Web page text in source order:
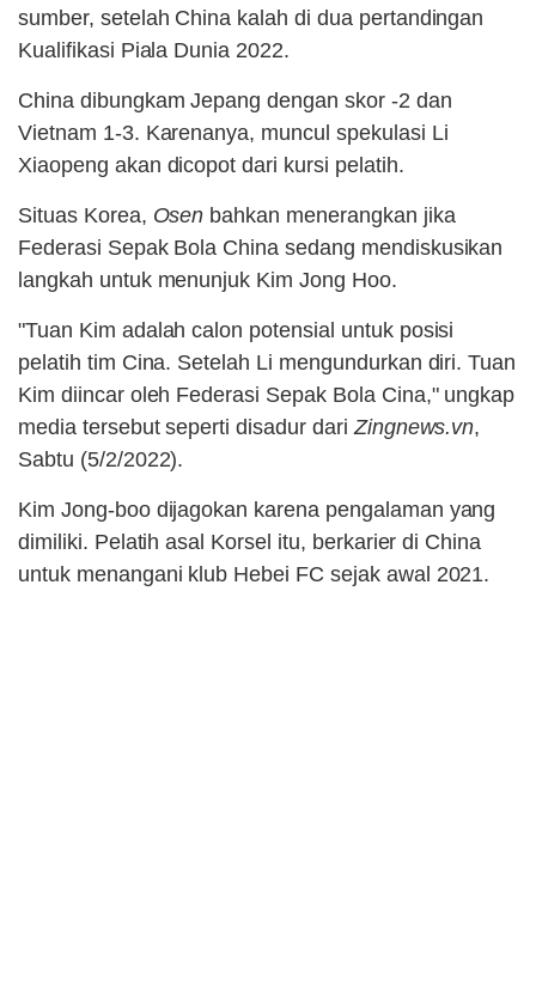
sumber, setelah China kalah di dua pertandingan
Kualifikasi Piala Dunia 2022.
China dibungkam Jepang dengan skor -2 dan
Vietnam 1-3. Karenanya, muncul spekulasi Li
Xiaopeng akan dicopot dari kursi pelatih.
Situas Korea, Osen bahkan menerangkan jika
Federasi Sepak Bola China sedang mendiskusikan
langkah untuk menunjuk Kim Jong Hoo.
"Tuan Kim adalah calon potensial untuk posisi
pelatih tim Cina. Setelah Li mengundurkan diri. Tuan
Kim diincar oleh Federasi Sepak Bola Cina," ungkap
media tersebut seperti disadur dariZingnews.vn,
Sabtu (5/2/2022).
Kim Jong-boo dijagokan karena pengalaman yang
dimiliki. Pelatih asal Korsel itu, berkarier di China
untuk menangani klub Hebei FC sejak awal 2021.